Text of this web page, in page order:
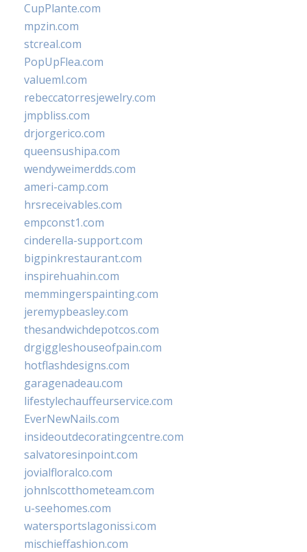
CupPlante.com
mpzin.com
stcreal.com
PopUpFlea.com
valueml.com
rebeccatorresjewelry.com
jmpbliss.com
drjorgerico.com
queensushipa.com
wendyweimerdds.com
ameri-camp.com
hrsreceivables.com
empconst1.com
cinderella-support.com
bigpinkrestaurant.com
inspirehuahin.com
memmingerspainting.com
jeremypbeasley.com
thesandwichdepotcos.com
drgiggleshouseofpain.com
hotflashdesigns.com
garagenadeau.com
lifestylechauffeurservice.com
EverNewNails.com
insideoutdecoratingcentre.com
salvatoresinpoint.com
jovialfloralco.com
johnlscotthometeam.com
u-seehomes.com
watersportslagonissi.com
mischieffashion.com